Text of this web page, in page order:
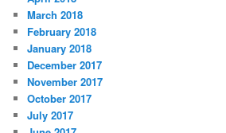
March 2018
February 2018
January 2018
December 2017
November 2017
October 2017
July 2017